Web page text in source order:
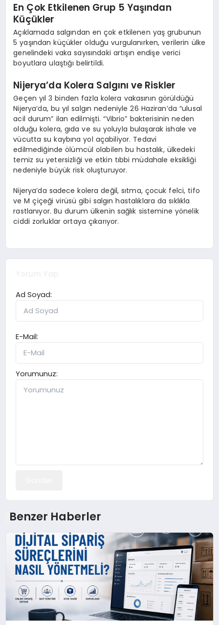
DIĞER
En Çok Etkilenen Grup 5 Yaşından
Küçükler
Açıklamada salgından en çok etkilenen yaş grubunun
5 yaşından küçükler olduğu vurgulanırken, verilerin ülke
genelindeki vaka sayısındaki artışın endişe verici
boyutlara ulaştığı belirtildi.
Nijerya’da Kolera Salgını ve Riskler
Geçen yıl 3 binden fazla kolera vakasının görüldüğü
Nijerya’da, bu yıl salgın nedeniyle 26 Haziran’da “ulusal
acil durum” ilan edilmişti. “Vibrio” bakterisinin neden
olduğu kolera, gıda ve su yoluyla bulaşarak ishale ve
vücutta su kaybına yol açabiliyor. Tedavi
edilmediğinde ölümcül olabilen bu hastalık, ülkedeki
temiz su yetersizliği ve etkin tıbbi müdahale eksikliği
nedeniyle büyük risk oluşturuyor.
Nijerya’da sadece kolera değil, sıtma, çocuk felci, tifo
ve M çiçeği virüsü gibi salgın hastalıklara da sıklıkla
rastlanıyor. Bu durum ülkenin sağlık sistemine yönelik
ciddi zorluklar ortaya çıkarıyor.
Ad Soyad:
E-Mail:
Yorumunuz:
Benzer Haberler